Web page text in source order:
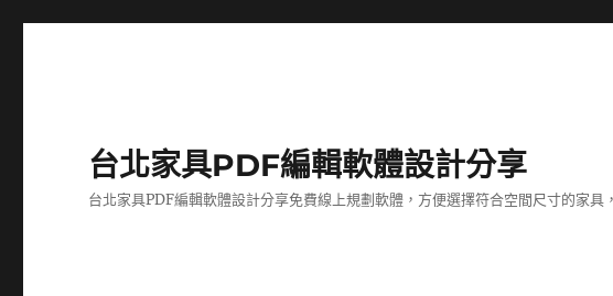
台北家具PDF編輯軟體設計分享
台北家具PDF編輯軟體設計分享免費線上規劃軟體，方便選擇符合空間尺寸的家